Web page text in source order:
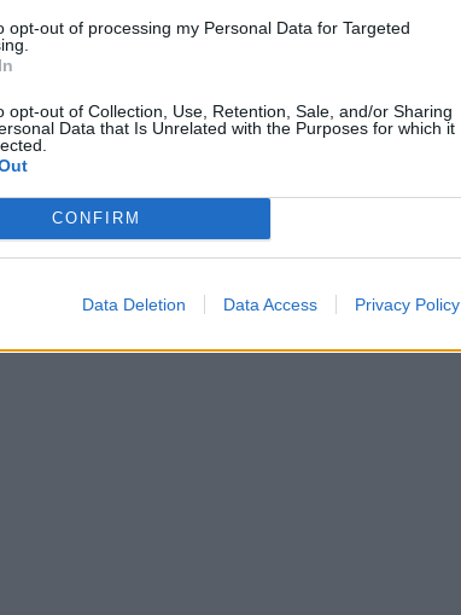
opt-out of processing my Personal Data for Targeted
opt-out of Collection, Use, Retention, Sale, and/or Sharing
Data that Is Unrelated with the Purposes for which it
CONFIRM
Data Deletion Data Access Privacy Policy
So we’re giving children their
jn7iQrcwk8